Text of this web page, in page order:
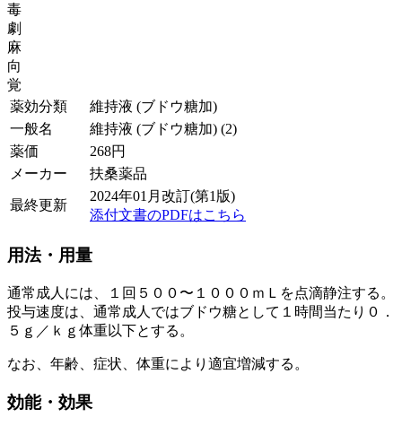
毒
劇
麻
向
覚
薬効分類
維持液 (ブドウ糖加)
一般名
維持液 (ブドウ糖加) (2)
薬価
268円
メーカー
扶桑薬品
最終更新
2024年01月改訂(第1版)
添付文書のPDFはこちら
用法・用量
通常成人には、１回５００〜１０００ｍＬを点滴静注する。
投与速度は、通常成人ではブドウ糖として１時間当たり０．
５ｇ／ｋｇ体重以下とする。
なお、年齢、症状、体重により適宜増減する。
効能・効果